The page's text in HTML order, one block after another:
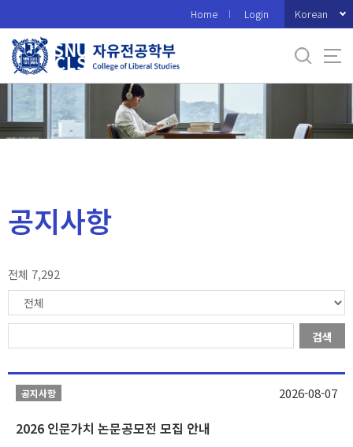
로
메
Home Login Korean
공지사항
전체 7,292
검색
공지사항
2026 인문가치 논문공모전 모집 안내
2026-08-07